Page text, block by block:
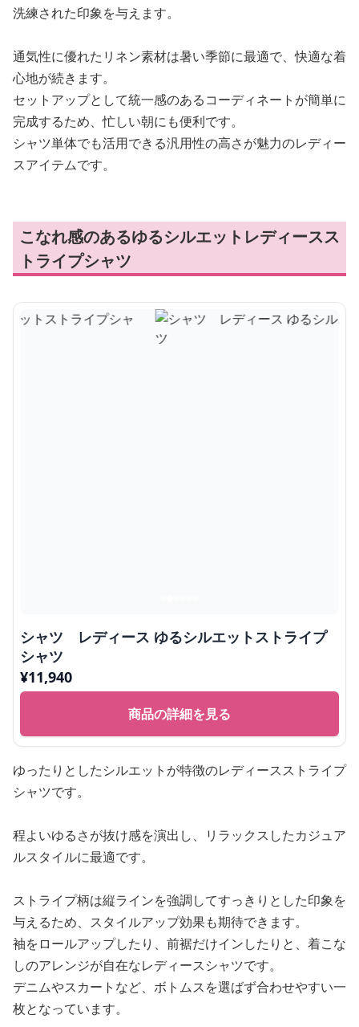
洗練された印象を与えます。
通気性に優れたリネン素材は暑い季節に最適で、快適な着
心地が続きます。
セットアップとして統一感のあるコーディネートが簡単に
完成するため、忙しい朝にも便利です。
シャツ単体でも活用できる汎用性の高さが魅力のレディー
スアイテムです。
こなれ感のあるゆるシルエットレディースス
トライプシャツ
シャツ レディース ゆるシルエットストライプ
シャツ
¥11,940
商品の詳細を見る
ゆったりとしたシルエットが特徴のレディースストライプ
シャツです。
程よいゆるさが抜け感を演出し、リラックスしたカジュア
ルスタイルに最適です。
ストライプ柄は縦ラインを強調してすっきりとした印象を
与えるため、スタイルアップ効果も期待できます。
袖をロールアップしたり、前裾だけインしたりと、着こな
しのアレンジが自在なレディースシャツです。
デニムやスカートなど、ボトムスを選ばず合わせやすい一
枚となっています。